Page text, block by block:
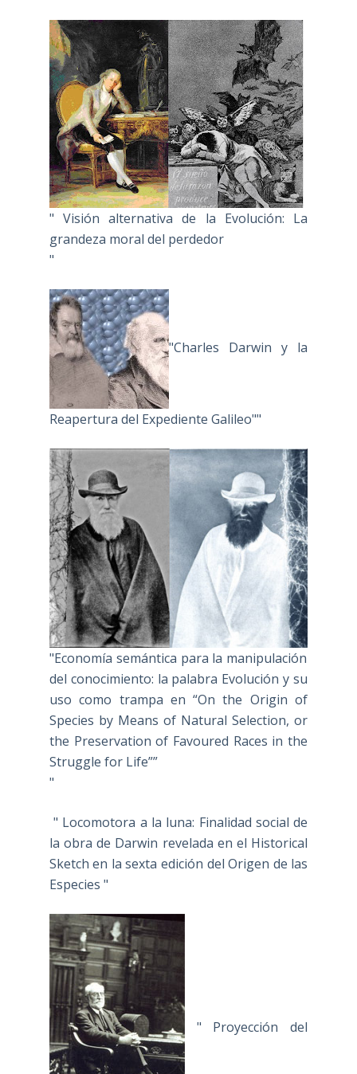
" Visión alternativa de la Evolución: La
grandeza moral del perdedor
"
"Charles Darwin y la
Reapertura del Expediente Galileo""
"Economía semántica para la manipulación
del conocimiento: la palabra Evolución y su
uso como trampa en “On the Origin of
Species by Means of Natural Selection, or
the Preservation of Favoured Races in the
Struggle for Life””
"
" Locomotora a la luna: Finalidad social de
la obra de Darwin revelada en el Historical
Sketch en la sexta edición del Origen de las
Especies "
" Proyección del